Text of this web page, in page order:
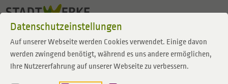
Datenschutzeinstellungen
Auf unserer Webseite werden Cookies verwendet. Einige davon
werden zwingend benötigt, während es uns andere ermöglichen,
Ihre Nutzererfahrung auf unserer Webseite zu verbessern.
Zum Inhalt springen